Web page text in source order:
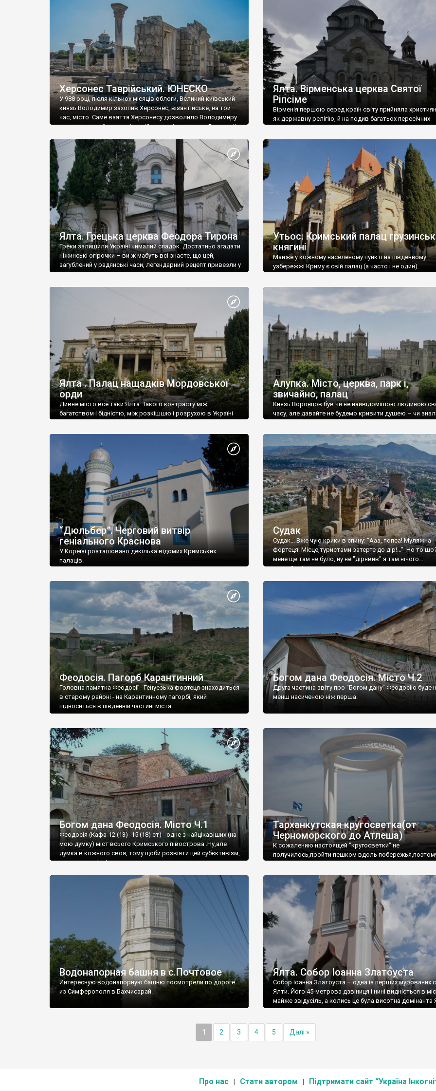
візантійської доби. Раритети викрадені з фондів об’єкту
культурної спадщини ЮНЕСКО «Херсонеса Таврійського».
Офіційно – на виставку «Золото Візантії», але експерти та
влада в Україні вважають це лише […]
називаються «повстяками» (postaki)…” “Вино. Крим
виробляє відмінне вино і його вдосталь: воно все
легке біле і дуже […]
Херсонес Таврійський. ЮНЕСКО
У 988 році, після кількох місяців облоги, Великий київський
князь Володимир захопив Херсонес, візантійське, на той
час, місто. Саме взяття Херсонесу дозволило Володимиру
диктувати свої умови візантійському імператору Василю ІІ,
Херсонесі Володимир-язичник, став Василем-
християнином. А потім було Хрещення Русі. На честь
Херсонесу Таврійського названо місто […]
Ялта. Вірменська церква Святої
Ріпсіме
Вірменія першою серед країн світу прийняла
як державну релігію, й на подив багатьох пересічних
Ялта. Грецька церква Феодора Тирона
Греки залишили Україні чималий спадок. Достатньо згадати
ніжинські огірочки – ви ж мабуть всі знаєте, що цей,
загублений у радянські часи, легендарний рецепт привезли у
Ніжин греки?
Утьос. Кримський палац
княгині
Майже у кожному населеному пункті на південному
узбережжі Криму є свій палац (а часто і не один).
Ялта . Палац нащадків Мордовської
орди
Дивне місто все таки Ялта. Такого контрасту між
багатством і бідністю, між розкішшю і розрухою в Україні
Алупка. Місто, церква, парк і,
звичайно, палац
Князь Воронцов був чи не найвідомішою людиною
часу, але давайте не будемо кривити душею – чи
“Дюльбер”. Черговий витвір
геніального Краснова
У Кореїзі розташовано декілька відомих Кримських
палаців.
Судак
Судак... Вже чую крики в спину: "Ааа, попса! Муляжна
фортеця! Місце,туристами затерте до дір!..." Но то
мене ще там не було, ну не "дірявив" я там нічого...
принаймні до цього літа.
Феодосія. Пагорб Карантинний
Головна памятка Феодосії - Генуезька фортеця знаходиться
в старому районі - на Карантинному пагорбі, який
підноситься в південній частині міста.
Богом дана Феодосія. Місто Ч.2
Друга частина звіту про "Богом дану" Феодосію буде
менш насиченою ніж перша.
Богом дана Феодосія. Місто Ч.1
Феодосія (Кафа-12 (13) -15 (18) ст) - одне з найцікавіших (на
мою думку) міст всього Кримського півострова .Ну,але
думка в кожного своя, тому щоби розвіяти цей субєктивізм,
запрошую відвідати це
Тарханкутская кругосветка(от
Черноморского до Атлеша)
К сожалению настоящей "кругосветки" не
получилось,пройти пешком вдоль
Водонапорная башня в с.Почтовое
Интересную водонапорную башню посмотрели по дороге
из Симферополя в Бахчисарай.
Ялта. Собор Іоанна Златоуста
Собор Іоанна Златоуста – одна із перших мурованих
Ялти. Його 45-метрова дзвіниця і нині видніється в
майже звідусіль, а колись це була висотна домінанта
1 2 3 4 5 Далі »
Про нас Стати автором Підтримати сайт “Україна